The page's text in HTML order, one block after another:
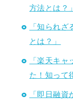
方法とは？」
「知られ
とは？」
「楽天キ
た！知って
「即日融